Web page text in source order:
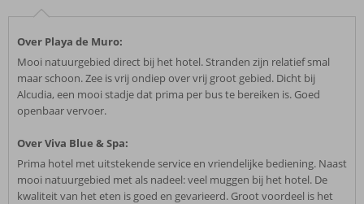
Over Playa de Muro:
Mooi natuurgebied direct bij het hotel. Stranden zijn relatief smal
maar schoon. Zee is vrij ondiep over vrij groot gebied. Dicht bij
Alcudia, een mooi stadje dat prima per bus te bereiken is. Goed
openbaar vervoer.
Over Viva Blue & Spa:
Prima hotel met uitstekende service en vriendelijke bediening. Naast
mooi natuurgebied met als nadeel: veel muggen bij het hotel. De
kwaliteit van het eten is goed en gevarieerd. Groot voordeel is het